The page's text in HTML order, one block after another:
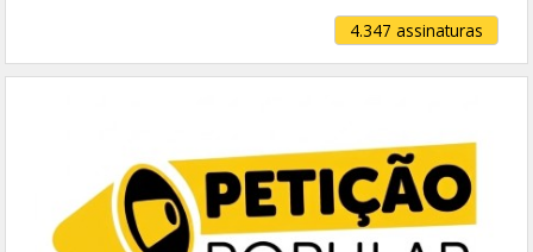
4.347 assinaturas